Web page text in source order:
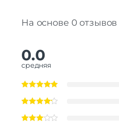
На основе 0 отзывов
0.0
средняя